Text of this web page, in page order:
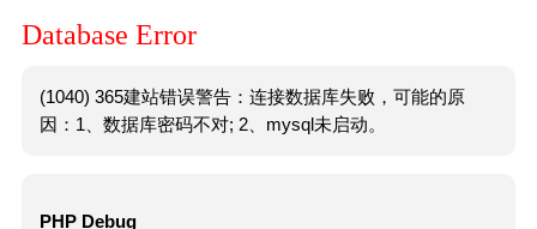
Database Error
(1040) 365建站错误警告：连接数据库失败，可能的原
因：1、数据库密码不对; 2、mysql未启动。
PHP Debug